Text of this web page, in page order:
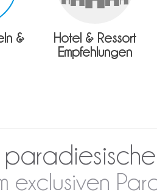
&
Hotel & Ressort
Empfehlungen
exclusiven